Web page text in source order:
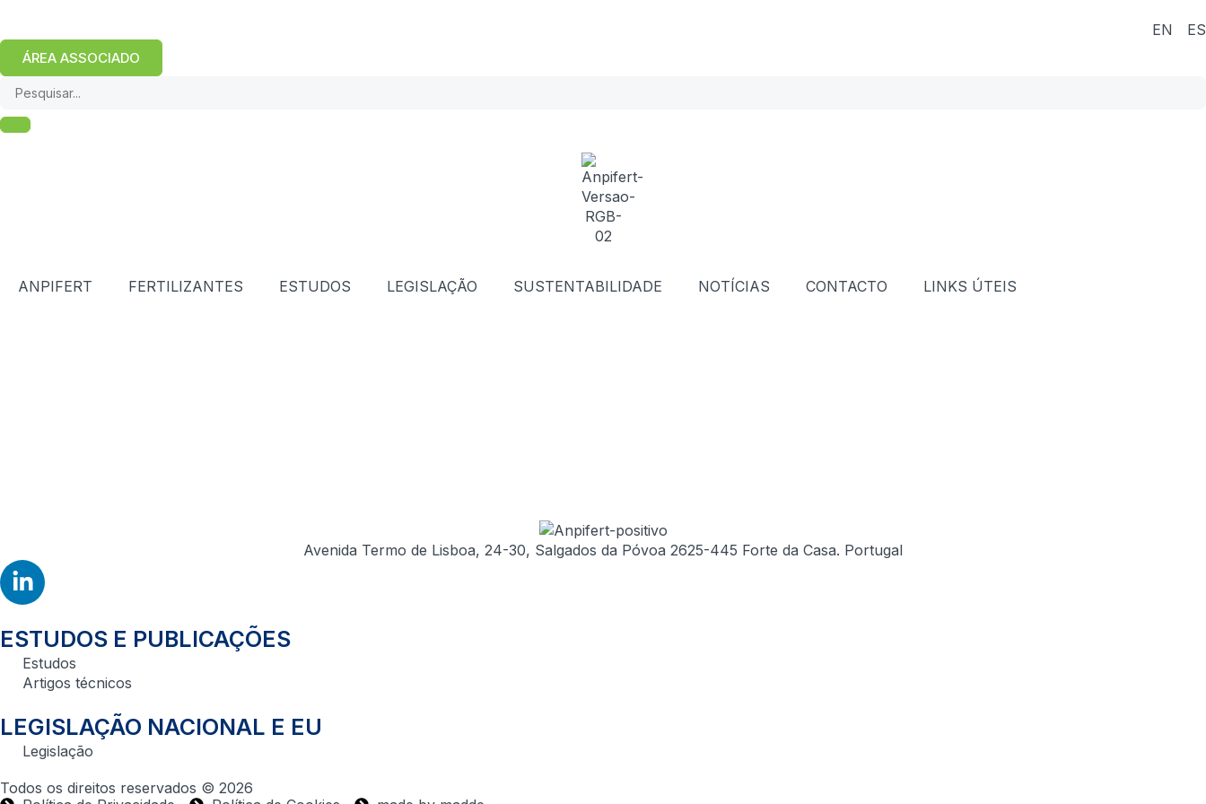
EN ES
ÁREA ASSOCIADO
ANPIFERT FERTILIZANTES ESTUDOS LEGISLAÇÃO SUSTENTABILIDADE NOTÍCIAS CONTACTO LINKS ÚTEIS
Avenida Termo de Lisboa, 24-30, Salgados da Póvoa 2625-445 Forte da Casa. Portugal
ESTUDOS E PUBLICAÇÕES
Estudos
Artigos técnicos
LEGISLAÇÃO NACIONAL E EU
Legislação
Todos os direitos reservados © 2026